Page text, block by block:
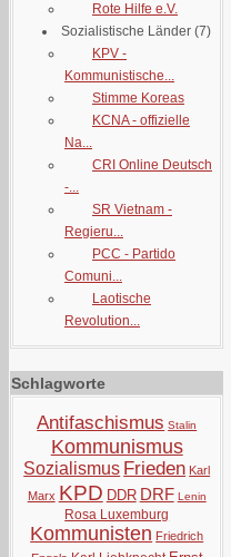
Rote Hilfe e.V.
Sozialistische Länder (7)
KPV -
Kommunistische...
Stimme Koreas
KCNA - offizielle
Na...
CRI Online Deutsch
-...
SR Vietnam -
Regieru...
PCC - Partido
Comuni...
Laotische
Revolution...
Schlagworte
Antifaschismus Stalin
Kommunismus
Sozialismus Frieden Karl
Marx KPD DDR DRF Lenin
Rosa Luxemburg
Kommunisten Friedrich